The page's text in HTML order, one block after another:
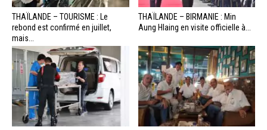
THAÏLANDE – TOURISME : Le
rebond est confirmé en juillet,
mais...
THAÏLANDE – BIRMANIE : Min
Aung Hlaing en visite officielle à...